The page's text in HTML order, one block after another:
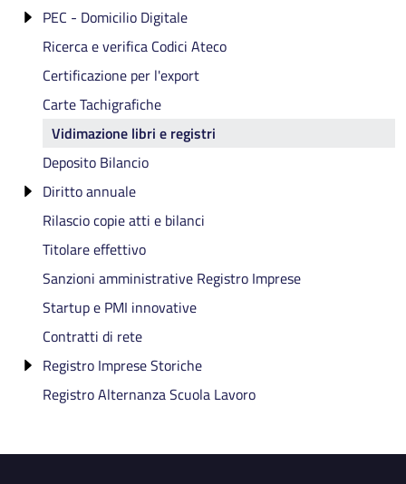
PEC - Domicilio Digitale
Domicilio digitale/PEC degli amministratori
Ricerca e verifica Codici Ateco
Certificazione per l'export
Carte Tachigrafiche
Vidimazione libri e registri
Deposito Bilancio
Diritto annuale
Sanzioni Diritto Annuale
Rilascio copie atti e bilanci
Titolare effettivo
Sanzioni amministrative Registro Imprese
Startup e PMI innovative
Contratti di rete
Registro Imprese Storiche
Le imprese storiche della Venezia Giulia - Trieste e
Registro Alternanza Scuola Lavoro